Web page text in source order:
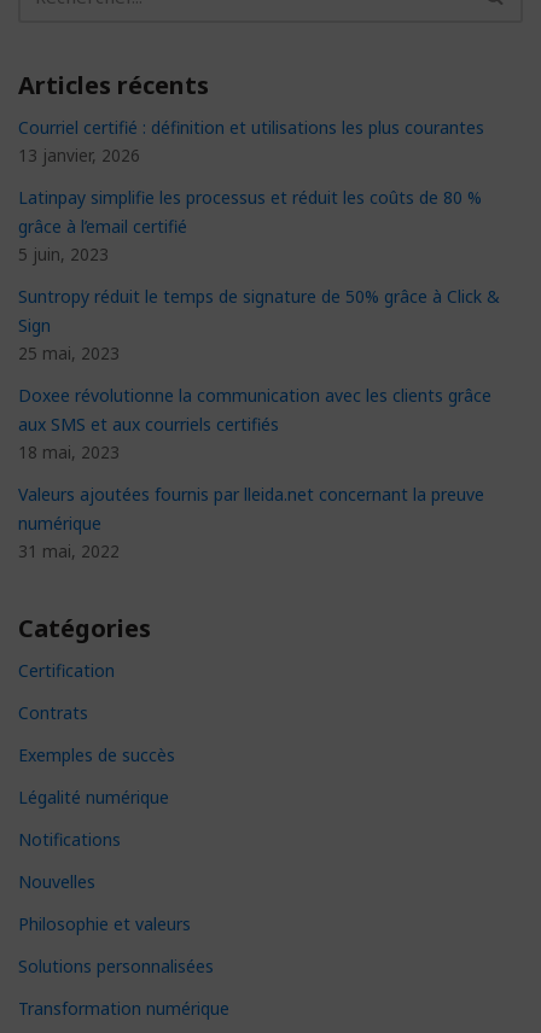
Articles récents
Courriel certifié : définition et utilisations les plus courantes
13 janvier, 2026
Latinpay simplifie les processus et réduit les coûts de 80 %
grâce à l’email certifié
5 juin, 2023
Suntropy réduit le temps de signature de 50% grâce à Click &
Sign
25 mai, 2023
Doxee révolutionne la communication avec les clients grâce
aux SMS et aux courriels certifiés
18 mai, 2023
Valeurs ajoutées fournis par lleida.net concernant la preuve
numérique
31 mai, 2022
Catégories
Certification
Contrats
Exemples de succès
Légalité numérique
Notifications
Nouvelles
Philosophie et valeurs
Solutions personnalisées
Transformation numérique